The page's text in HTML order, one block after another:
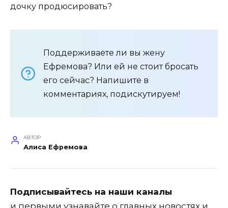
дочку продюсировать?
Поддерживаете ли вы жену
Ефремова? Или ей не стоит бросать
его сейчас? Напишите в
комментариях, подискутируем!
АВТОР
Алиса Ефремова
Подписывайтесь на наши каналы